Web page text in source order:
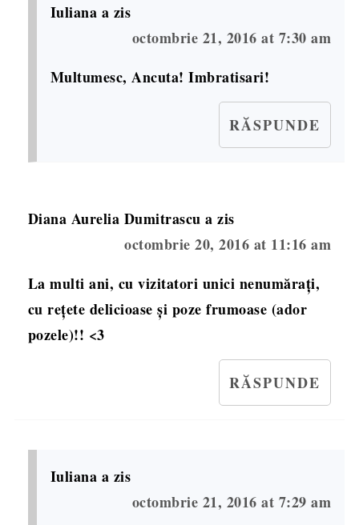
Iuliana a zis
octombrie 21, 2016 at 7:30 am
Multumesc, Ancuta! Imbratisari!
RĂSPUNDE
Diana Aurelia Dumitrascu a zis
octombrie 20, 2016 at 11:16 am
La multi ani, cu vizitatori unici nenumărați,
cu rețete delicioase și poze frumoase (ador
pozele)!! <3
RĂSPUNDE
Iuliana a zis
octombrie 21, 2016 at 7:29 am